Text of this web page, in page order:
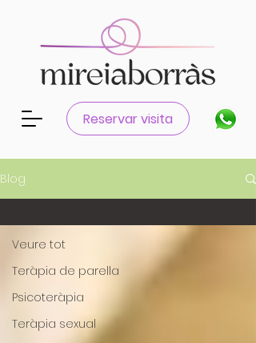
Reservar visita
Blog
Veure tot
Teràpia de parella
Psicoteràpia
Teràpia sexual